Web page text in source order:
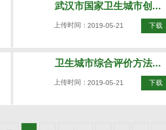
武汉市国家卫生城市创...
2019-05-21
上传时间： 下载
卫生城市综合评价方法...
2019-05-21
上传时间： 下载